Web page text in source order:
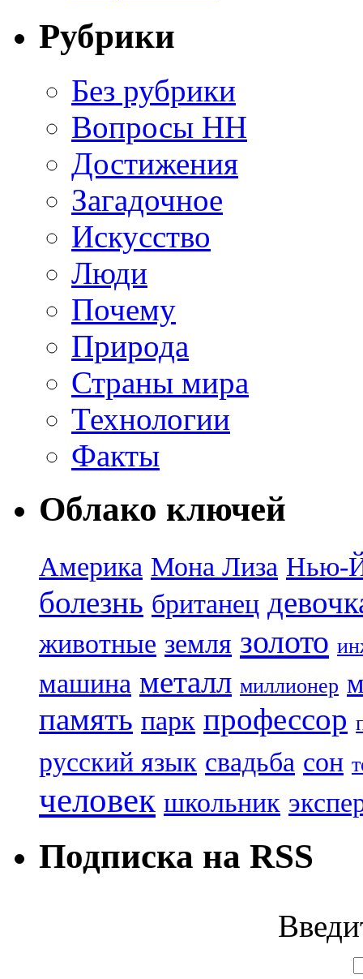
Рубрики
Без рубрики
Вопросы HH
Достижения
Загадочное
Искусство
Люди
Почему
Природа
Страны мира
Технологии
Факты
Облако ключей
Америка Мона Лиза Нью-
болезнь британец
животные земля золото
машина металл миллионер
память парк профессор
русский язык свадьба сон
человек школьник
Подписка на RSS